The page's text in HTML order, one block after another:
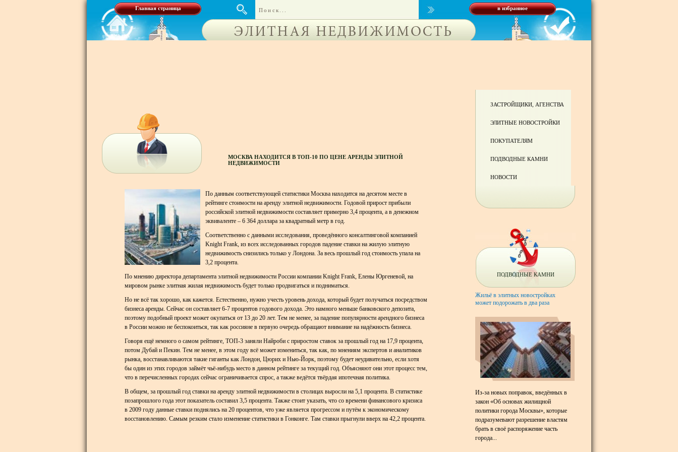
Главная страница в избранное
МОСКВА НАХОДИТСЯ В ТОП-10 ПО ЦЕНЕ АРЕНДЫ ЭЛИТНОЙ
НЕДВИЖИМОСТИ
По данным соответствующей статистики Москва находится на десятом месте в
рейтинге стоимости на аренду элитной недвижимости. Годовой прирост прибыли
российской элитной недвижимости составляет примерно 3,4 процента, а в денежном
эквиваленте – 6 364 доллара за квадратный метр в год.
Соответственно с данными исследования, проведённого консалтинговой компанией
Knight Frank, из всех исследованных городов падение ставки на жилую элитную
недвижимость снизились только у Лондона. За весь прошлый год стоимость упала на
3,2 процента.
По мнению директора департамента элитной недвижимости России компании Knight Frank, Елены Юргеневой, на
мировом рынке элитная жилая недвижимость будет только продвигаться и подниматься.
Но не всё так хорошо, как кажется. Естественно, нужно учесть уровень дохода, который будет получаться посредством
бизнеса аренды. Сейчас он составляет 6-7 процентов годового дохода. Это намного меньше банковского депозита,
поэтому подобный проект может окупаться от 13 до 20 лет. Тем не менее, за падение популярности арендного бизнеса
в России можно не беспокоиться, так как россияне в первую очередь обращают внимание на надёжность бизнеса.
Говоря ещё немного о самом рейтинге, ТОП-3 заняли Найроби с приростом ставок за прошлый год на 17,9 процента,
потом Дубай и Пекин. Тем не менее, в этом году всё может измениться, так как, по мнениям экспертов и аналитиков
рынка, восстанавливаются такие гиганты как Лондон, Цюрих и Нью-Йорк, поэтому будет неудивительно, если хотя
бы один из этих городов займёт чьё-нибудь место в данном рейтинге за текущий год. Объясняют они этот процесс тем,
что в перечисленных городах сейчас ограничивается спрос, а также ведётся твёрдая ипотечная политика.
В общем, за прошлый год ставки на аренду элитной недвижимости в столицах выросли на 5,1 процента. В статистике
позапрошлого года этот показатель составил 3,5 процента. Также стоит указать, что со времени финансового кризиса
в 2009 году данные ставки поднялись на 20 процентов, что уже является прогрессом и путём к экономическому
восстановлению. Самым резким стало изменение статистики в Гонконге. Там ставки прыгнули вверх на 42,2 процента.
ЗАСТРОЙЩИКИ, АГЕНСТВА
ЭЛИТНЫЕ НОВОСТРОЙКИ
ПОКУПАТЕЛЯМ
ПОДВОДНЫЕ КАМНИ
НОВОСТИ
ПОДВОДНЫЕ КАМНИ
Жильё в элитных новостройках
может подорожать в два раза
Из-за новых поправок, введённых в
закон «Об основах жилищной
политики города Москвы», которые
подразумевают разрешение властям
брать в своё распоряжение часть
города...